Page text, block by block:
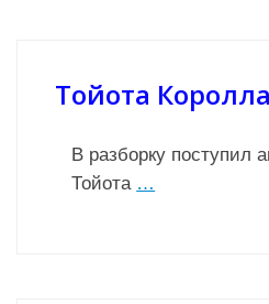
Тойота
В разборку поступил
Тойота …